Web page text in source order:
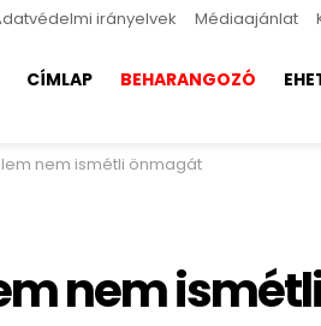
irányelvek Médiaajánlat
CÍMLAP BEHARANGOZÓ
nem ismétli önmagát
nem